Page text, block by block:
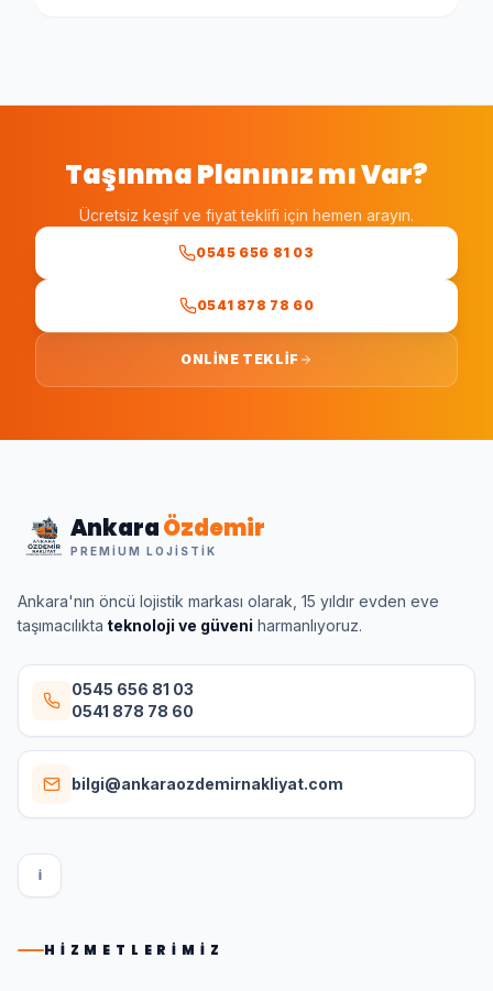
Taşınma Planınız mı Var?
Ücretsiz keşif ve fiyat teklifi için hemen arayın.
0545 656 81 03
0541 878 78 60
ONLINE TEKLIF
AnkaraÖzdemir
PREMIUM LOJISTIK
Ankara'nın öncü lojistik markası olarak, 15 yıldır evden eve
taşımacılıkta teknoloji ve güveni harmanlıyoruz.
0545 656 81 03
0541 878 78 60
bilgi@ankaraozdemirnakliyat.com
I
HIZMETLERIMIZ